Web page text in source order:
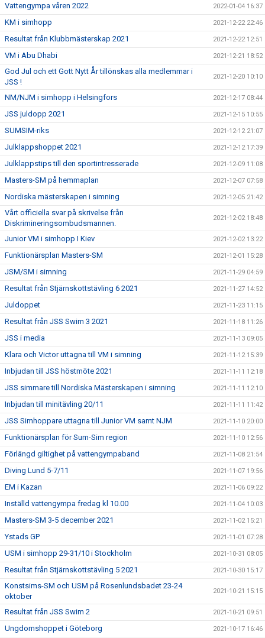
Vattengympa våren 2022 2022-01-04 16:37
KM i simhopp 2021-12-22 22:46
Resultat från Klubbmästerskap 2021 2021-12-22 12:51
VM i Abu Dhabi 2021-12-21 18:52
God Jul och ett Gott Nytt År tillönskas alla medlemmar i
JSS !
2021-12-20 10:10
NM/NJM i simhopp i Helsingfors 2021-12-17 08:44
JSS juldopp 2021 2021-12-15 10:55
SUMSIM-riks 2021-12-12 21:07
Julklappshoppet 2021 2021-12-12 17:39
Julklappstips till den sportintresserade 2021-12-09 11:08
Masters-SM på hemmaplan 2021-12-07 07:58
Nordiska mästerskapen i simning 2021-12-05 21:42
Vårt officiella svar på skrivelse från
Diskrimineringsombudsmannen.
2021-12-02 18:48
Junior VM i simhopp I Kiev 2021-12-02 13:22
Funktionärsplan Masters-SM 2021-12-01 15:28
JSM/SM i simning 2021-11-29 04:59
Resultat från Stjärnskottstävling 6 2021 2021-11-27 14:52
Juldoppet 2021-11-23 11:15
Resultat från JSS Swim 3 2021 2021-11-18 11:26
JSS i media 2021-11-13 09:05
Klara och Victor uttagna till VM i simning 2021-11-12 15:39
Inbjudan till JSS höstmöte 2021 2021-11-11 12:18
JSS simmare till Nordiska Mästerskapen i simning 2021-11-11 12:10
Inbjudan till minitävling 20/11 2021-11-11 11:42
JSS Simhoppare uttagna till Junior VM samt NJM 2021-11-10 20:00
Funktionärsplan för Sum-Sim region 2021-11-10 12:56
Förlängd giltighet på vattengympaband 2021-11-08 21:54
Diving Lund 5-7/11 2021-11-07 19:56
EM i Kazan 2021-11-06 09:22
Inställd vattengympa fredag kl 10.00 2021-11-04 10:03
Masters-SM 3-5 december 2021 2021-11-02 15:21
Ystads GP 2021-11-01 07:28
USM i simhopp 29-31/10 i Stockholm 2021-10-31 08:05
Resultat från Stjärnskottstävling 5 2021 2021-10-30 15:17
Konstsims-SM och USM på Rosenlundsbadet 23-24
oktober
2021-10-21 15:15
Resultat från JSS Swim 2 2021-10-21 09:51
Ungdomshoppet i Göteborg 2021-10-17 16:46